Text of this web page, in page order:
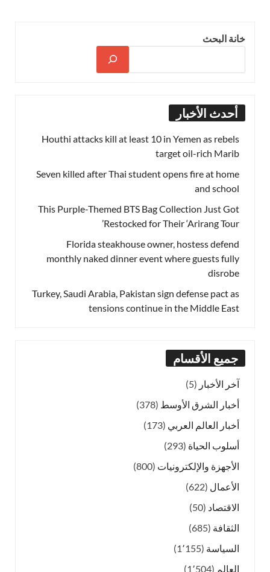
خانة البحث
أحدث الأخبار
Houthi attacks kill at least 10 in Yemen as rebels
target oil-rich Marib
Seven killed after Thai student opens fire at home
and school
This Purple-Themed BTS Bag Collection Just Got
Restocked for Their ‘Arirang Tour’
Florida steakhouse owner, hostess defend
monthly naked dinner event where guests fully
disrobe
Turkey, Saudi Arabia, Pakistan sign defense pact as
tensions continue in the Middle East
جميع الأقسام
آخر الأخبار (5)
أخبار الشرق الأوسط (378)
أخبار العالم العربي (173)
أسلوب الحياة (293)
الأجهزة والإلكترونيات (800)
الأعمال (622)
الاقتصاد (50)
الثقافة (685)
السياسة (1٬155)
العالم (1٬504)